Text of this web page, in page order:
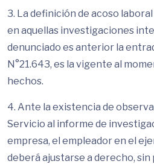
3. La definición de acoso
en aquellas investigaciones
denunciado es anterior la
N°21.643, es la vigente al
hechos.
4. Ante la existencia de
Servicio al informe de
empresa, el empleador en el
deberá ajustarse a derecho, sin